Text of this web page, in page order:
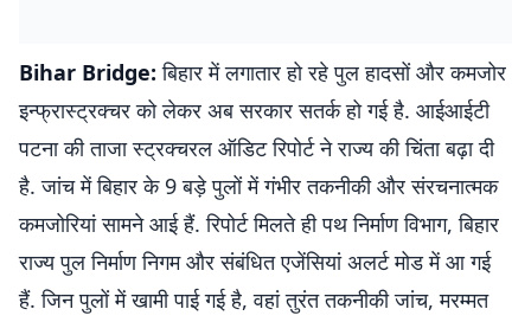
Bihar Bridge:बिहार में लगातार हो रहे पुल हादसों और कमजोर
इन्फ्रास्ट्रक्चर को लेकर अब सरकार सतर्क हो गई है. आईआईटी
पटना की ताजा स्ट्रक्चरल ऑडिट रिपोर्ट ने राज्य की चिंता बढ़ा दी
है. जांच में बिहार के 9 बड़े पुलों में गंभीर तकनीकी और संरचनात्मक
कमजोरियां सामने आई हैं. रिपोर्ट मिलते ही पथ निर्माण विभाग, बिहार
राज्य पुल निर्माण निगम और संबंधित एजेंसियां अलर्ट मोड में आ गई
हैं. जिन पुलों में खामी पाई गई है, वहां तुरंत तकनीकी जांच, मरम्मत